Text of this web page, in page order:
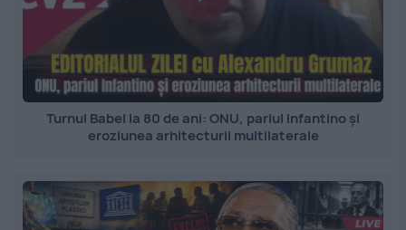
Turnul Babel la 80 de ani: ONU, pariul Infantino și
eroziunea arhitecturii multilaterale